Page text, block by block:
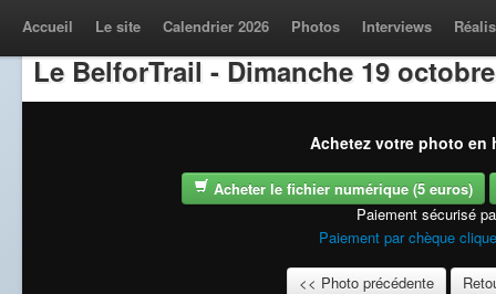
Accueil Le site Calendrier 2026 Photos Interviews
Le BelforTrail - Dimanche 19
Achetez votre photo en
Acheter le fichier numérique (5 euros)
Paiement sécurisé
Paiement par chèque
<< Photo précédente